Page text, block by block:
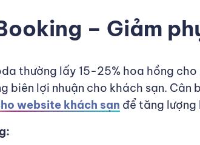
– Giảm
thường lấy 15-25% hoa hồng
biên lợi nhuận cho khách sạn. Cân
website khách sạn để tăng